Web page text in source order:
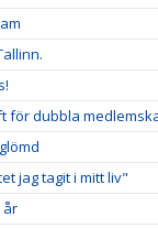
för dubbla
jag tagit i mitt liv"
år